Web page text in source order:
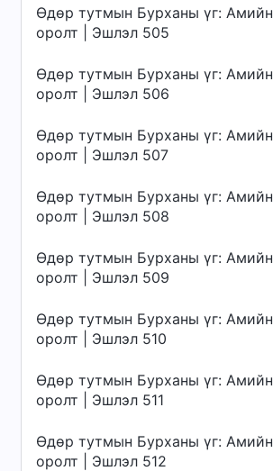
Өдөр тутмын Бурханы үг: Амийн
оролт | Эшлэл 505
Өдөр тутмын Бурханы үг: Амийн
оролт | Эшлэл 506
Өдөр тутмын Бурханы үг: Амийн
оролт | Эшлэл 507
Өдөр тутмын Бурханы үг: Амийн
оролт | Эшлэл 508
Өдөр тутмын Бурханы үг: Амийн
оролт | Эшлэл 509
Өдөр тутмын Бурханы үг: Амийн
оролт | Эшлэл 510
Өдөр тутмын Бурханы үг: Амийн
оролт | Эшлэл 511
Өдөр тутмын Бурханы үг: Амийн
оролт | Эшлэл 512